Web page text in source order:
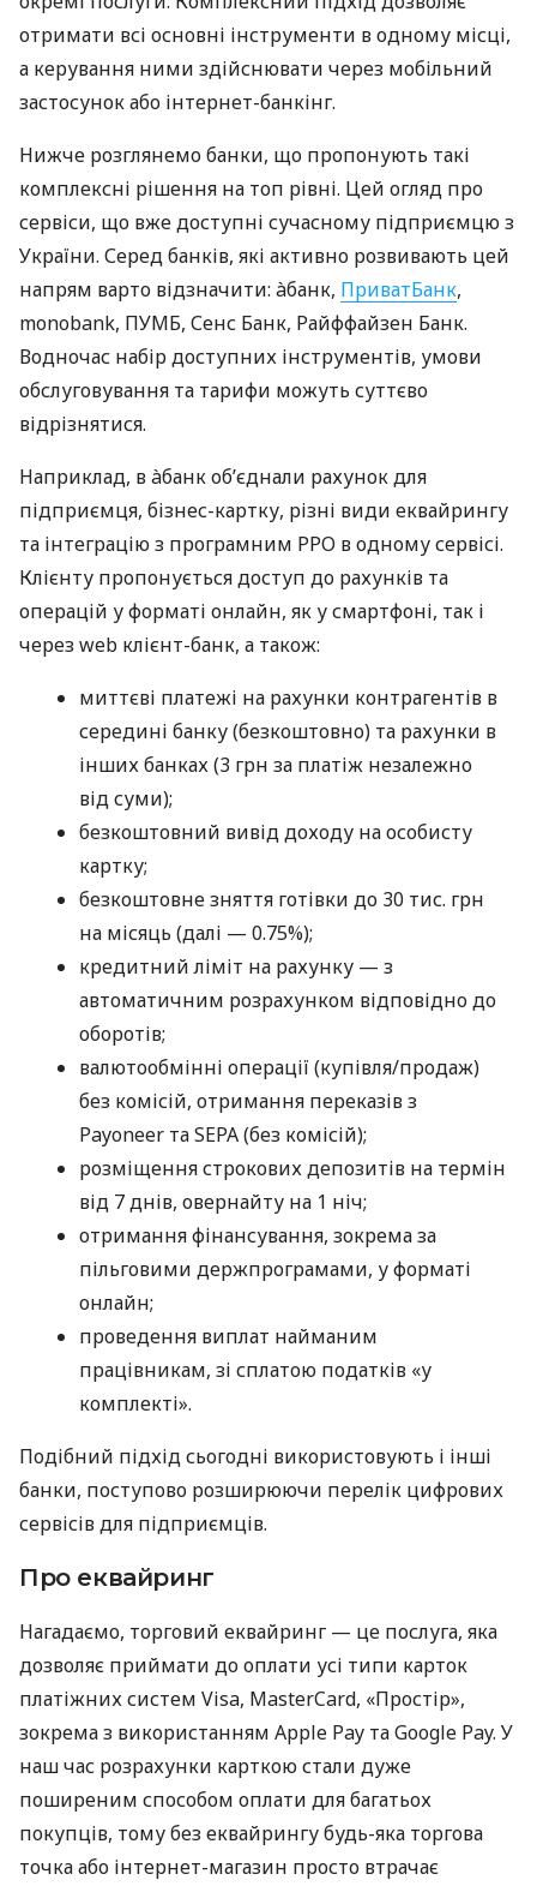
отримати всі основні інструменти в одному місці,
а керування ними здійснювати через мобільний
застосунок або інтернет-банкінг.
Нижче розглянемо банки, що пропонують такі
комплексні рішення на топ рівні. Цей огляд про
сервіси, що вже доступні сучасному підприємцю з
України. Серед банків, які активно розвивають цей
напрям варто відзначити: àбанк, ПриватБанк,
monobank, ПУМБ, Сенс Банк, Райффайзен Банк.
Водночас набір доступних інструментів, умови
обслуговування та тарифи можуть суттєво
відрізнятися.
Наприклад, в àбанк об’єднали рахунок для
підприємця, бізнес-картку, різні види еквайрингу
та інтеграцію з програмним РРО в одному сервісі.
Клієнту пропонується доступ до рахунків та
операцій у форматі онлайн, як у смартфоні, так і
через web клієнт-банк, а також:
миттєві платежі на рахунки контрагентів в
середині банку (безкоштовно) та рахунки в
інших банках (3 грн за платіж незалежно
від суми);
безкоштовний вивід доходу на особисту
картку;
безкоштовне зняття готівки до 30 тис. грн
на місяць (далі — 0.75%);
кредитний ліміт на рахунку — з
автоматичним розрахунком відповідно до
оборотів;
валютообмінні операції (купівля/продаж)
без комісій, отримання переказів з
Payoneer та SEPA (без комісій);
розміщення строкових депозитів на термін
від 7 днів, овернайту на 1 ніч;
отримання фінансування, зокрема за
пільговими держпрограмами, у форматі
онлайн;
проведення виплат найманим
працівникам, зі сплатою податків «у
комплекті».
Подібний підхід сьогодні використовують і інші
банки, поступово розширюючи перелік цифрових
сервісів для підприємців.
Про еквайринг
Нагадаємо, торговий еквайринг — це послуга, яка
дозволяє приймати до оплати усі типи карток
платіжних систем Visa, MasterCard, «Простір»,
зокрема з використанням Apple Pay та Google Pay. У
наш час розрахунки карткою стали дуже
поширеним способом оплати для багатьох
покупців, тому без еквайрингу будь-яка торгова
точка або інтернет-магазин просто втрачає